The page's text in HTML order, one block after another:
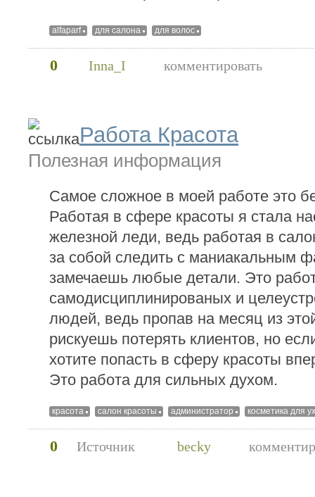
alfaparf для салона для волос
0 Inna_I комментировать
Работа Красота
Полезная информация
Самое сложное в моей работе это
Работая в сфере красоты я стала
железной леди, ведь работая в
за собой следить с маниакальным
замечаешь любые детали. Это
самодисциплинированых и
людей, ведь пропав на месяц из
рискуешь потерять клиентов, но
хотите попасть в сферу красоты
Это работа для сильных духом.
красота салон красоты администратор косметика для
0 Источник becky